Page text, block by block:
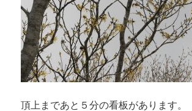
頂上まであと５分の看板があります。